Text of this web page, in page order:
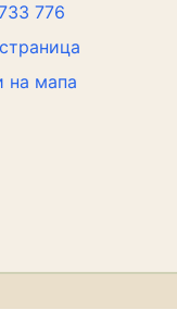
776
на мапа